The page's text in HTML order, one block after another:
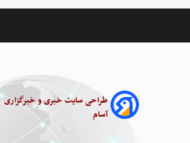
طراحی سایت خبری و خبرگزاری
آسام